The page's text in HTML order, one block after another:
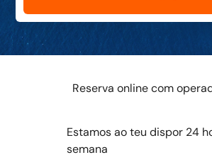
Reserva online com
Estamos ao teu dispor 24
semana